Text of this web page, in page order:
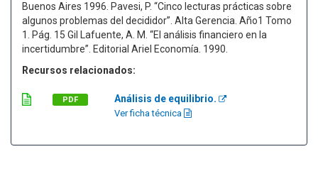
Buenos Aires 1996. Pavesi, P. “Cinco lecturas prácticas sobre
algunos problemas del decididor”. Alta Gerencia. Año1 Tomo
1. Pág. 15 Gil Lafuente, A. M. “El análisis financiero en la
incertidumbre”. Editorial Ariel Economía. 1990.
Recursos relacionados:
PDF Análisis de equilibrio.
Ver ficha técnica